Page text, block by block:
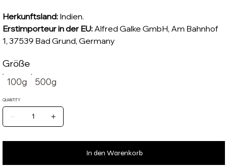
Herkunftsland: Indien.
Erstimporteur in der EU: Alfred Galke GmbH, Am Bahnhof
1, 37539 Bad Grund, Germany
100g 500g
Größe
QUANTITY
In den Warenkorb